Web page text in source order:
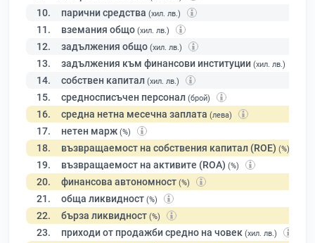
10. парични средства (хил. лв.)
11. вземания общо (хил. лв.)
12. задължения общо (хил. лв.)
13. задължения към финансови институции (хил. лв.)
14. собствен капитал (хил. лв.)
15. средносписъчен персонал (брой)
16. средна нетна месечна заплата (лева)
17. нетен марж (%)
18. възвращаемост на собствения капитал (ROE) (%)
19. възвращаемост на активите (ROA) (%)
20. финансова автономност (%)
21. обща ликвидност (%)
22. бърза ликвидност (%)
23. приходи от продажби средно на човек (хил. лв.)